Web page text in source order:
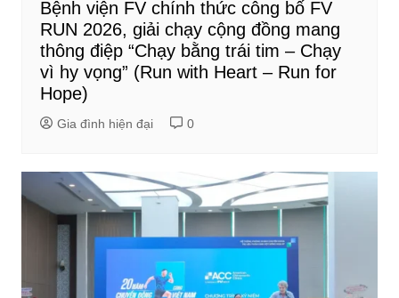
Bệnh viện FV chính thức công bố FV
RUN 2026, giải chạy cộng đồng mang
thông điệp “Chạy bằng trái tim – Chạy
vì hy vọng” (Run with Heart – Run for
Hope)
Gia đình hiện đại 0